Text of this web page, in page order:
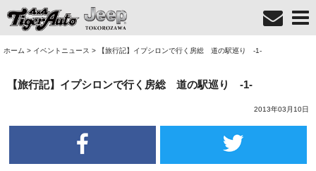
ホーム > イベントニュース > 【旅行記】イプシロンで行く房総 道の駅巡り -1-
【旅行記】イプシロンで行く房総 道の駅巡り -1-
2013年03月10日